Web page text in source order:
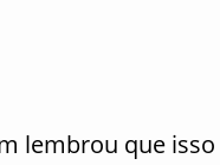
lembrou que